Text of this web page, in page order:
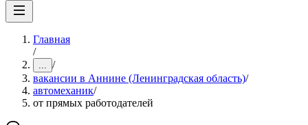
Главная
/
... /
вакансии в Аннине (Ленинградская область)/
автомеханик/
от прямых работодателей